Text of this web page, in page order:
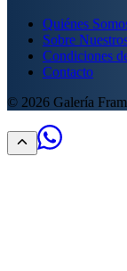
Quiénes
Sobre
Condiciones
Contacto
© 2026 Galería